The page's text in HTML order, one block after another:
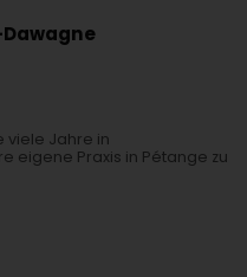
viele Jahre in
eigene Praxis in Pétange zu